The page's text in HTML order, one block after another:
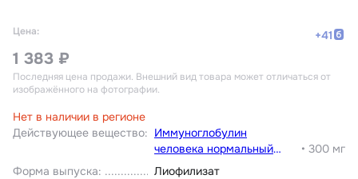
Действующее вещество: Иммуноглобулин
человека нормальный
[IgG+IgA+IgM]
• 300 мг
Форма выпуска:
Лиофилизат
Цена: +41
1 383 ₽
Последняя цена продажи. Внешний вид товара может отличаться от
изображённого на фотографии.
Нет в наличии в регионе